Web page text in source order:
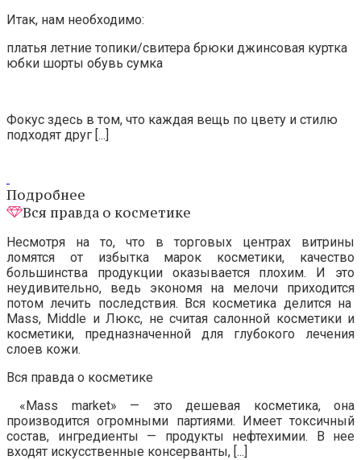
Итак, нам необходимо:
платья летние топики/свитера брюки джинсовая куртка
юбки шорты обувь сумка
Фокус здесь в том, что каждая вещь по цвету и стилю
подходят друг [...]
Подробнее
Вся правда о косметике
Несмотря на то, что в торговых центрах витрины
ломятся от избытка марок косметики, качество
большинства продукции оказывается плохим. И это
неудивительно, ведь экономя на мелочи приходится
потом лечить последствия. Вся косметика делится на
Mass, Middle и Люкс, не считая салонной косметики и
косметики, предназначенной для глубокого лечения
слоев кожи.
Вся правда о косметике
«Mass market» — это дешевая косметика, она
производится огромными партиями. Имеет токсичный
состав, ингредиенты — продукты нефтехимии. В нее
входят искусственные консерванты, [...]